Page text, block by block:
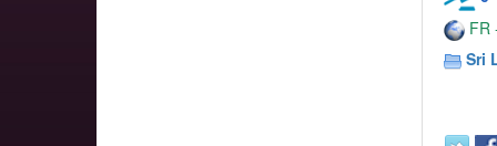
FR
Sri